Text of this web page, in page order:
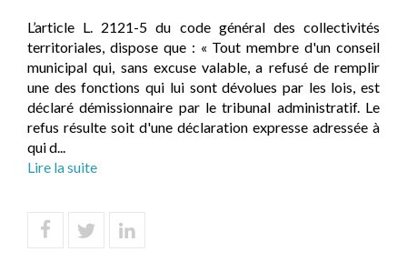
L’article L. 2121-5 du code général des collectivités
territoriales, dispose que : « Tout membre d'un conseil
municipal qui, sans excuse valable, a refusé de remplir
une des fonctions qui lui sont dévolues par les lois, est
déclaré démissionnaire par le tribunal administratif. Le
refus résulte soit d'une déclaration expresse adressée à
qui d...
Lire la suite